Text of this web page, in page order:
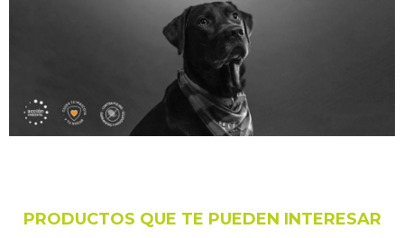
PRODUCTOS QUE TE PUEDEN INTERESAR